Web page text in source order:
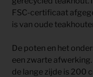
FSC-certificaat
is van oude
De poten en het
een zwarte
de lange zijde is 200